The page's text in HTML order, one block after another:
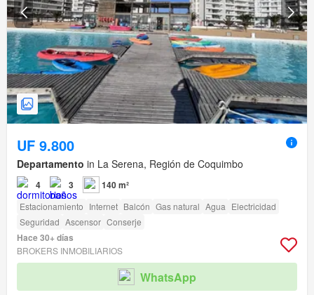
UF 9.800
Departamento in La Serena, Región de Coquimbo
4 3 140 m²
Estacionamiento Internet Balcón Gas natural Agua Electricidad
Seguridad Ascensor Conserje
Hace 30+ días
BROKERS INMOBILIARIOS
WhatsApp